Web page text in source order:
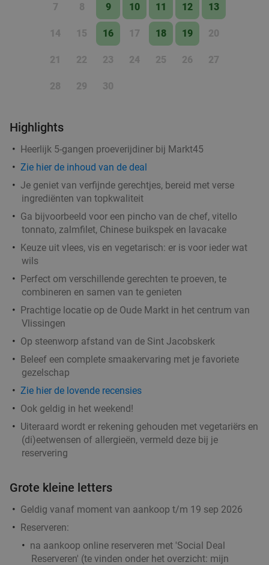
7 8 9 10 11 12 13
14 15 16 17 18 19 20
21 22 23 24 25 26 27
28 29 30
Highlights
Heerlijk 5-gangen proeverijdiner bij Markt45
Zie hier de inhoud van de deal
Je geniet van verfijnde gerechtjes, bereid met verse
ingrediënten van topkwaliteit
Ga bijvoorbeeld voor een pincho van de chef, vitello
tonnato, zalmfilet, Chinese buikspek en lavacake
Keuze uit vlees, vis en vegetarisch: er is voor ieder wat
wils
Perfect om verschillende gerechten te proeven, te
combineren en samen van te genieten
Prachtige locatie op de Oude Markt in het centrum van
Vlissingen
Op steenworp afstand van de Sint Jacobskerk
Beleef een complete smaakervaring met je favoriete
gezelschap
Zie hier de lovende recensies
Ook geldig in het weekend!
Uiteraard wordt er rekening gehouden met vegetariërs en
(di)eetwensen of allergieën, vermeld deze bij je
reservering
Grote kleine letters
Geldig vanaf moment van aankoop t/m 19 sep 2026
Reserveren:
na aankoop online reserveren met 'Social Deal
Reserveren' (te vinden onder het overzicht: mijn